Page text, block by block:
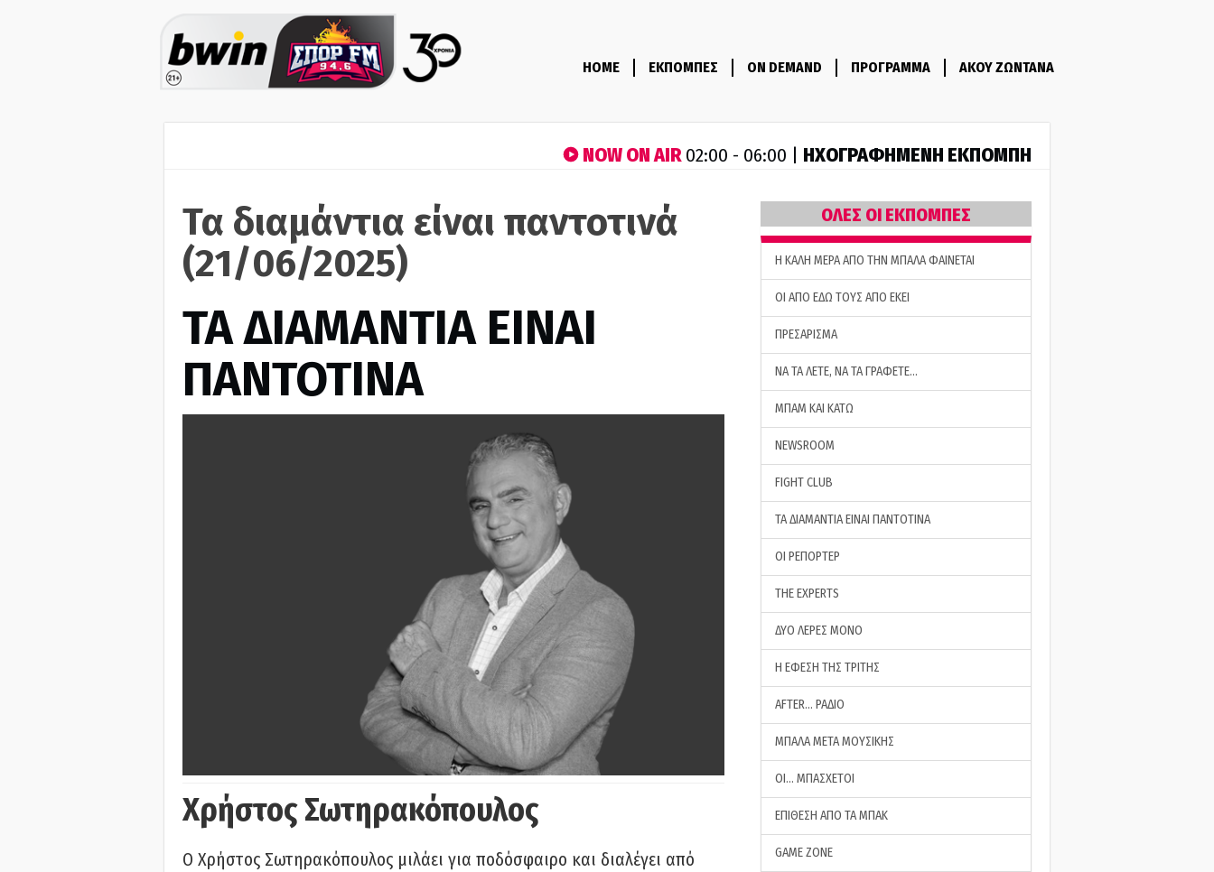
HOME ΕΚΠΟΜΠΕΣ ON DEMAND ΠΡΟΓΡΑΜΜΑ ΑΚΟΥ ΖΩΝΤΑΝΑ
NOW ON AIR02:00 - 06:00 | ΗΧΟΓΡΑΦΗΜΕΝΗ ΕΚΠΟΜΠΗ
Τα διαμάντια είναι παντοτινά
(21/06/2025)
ΤΑ ΔΙΑΜΑΝΤΙΑ ΕΙΝΑΙ
ΠΑΝΤΟΤΙΝΑ
Χρήστος Σωτηρακόπουλος
Ο Χρήστος Σωτηρακόπουλος μιλάει για ποδόσφαιρο και διαλέγει από
ΟΛΕΣ ΟΙ ΕΚΠΟΜΠΕΣ
H ΚΑΛΗ ΜΕΡΑ ΑΠΟ ΤΗΝ ΜΠΑΛΑ ΦΑΙΝΕΤΑΙ
ΟΙ ΑΠΟ ΕΔΩ ΤΟΥΣ ΑΠΟ ΕΚΕΙ
ΠΡΕΣΑΡΙΣΜΑ
ΝΑ ΤΑ ΛΕΤΕ, ΝΑ ΤΑ ΓΡΑΦΕΤΕ…
ΜΠΑΜ ΚΑΙ ΚΑΤΩ
NEWSROOM
FIGHT CLUB
ΤΑ ΔΙΑΜΑΝΤΙΑ ΕΙΝΑΙ ΠΑΝΤΟΤΙΝΑ
ΟΙ ΡΕΠΟΡΤΕΡ
THE EXPERTS
ΔΥΟ ΛΕΡΕΣ ΜΟΝΟ
Η ΕΦΕΣΗ ΤΗΣ ΤΡΙΤΗΣ
AFTER… ΡΑΔΙΟ
ΜΠΑΛΑ ΜΕΤΑ ΜΟΥΣΙΚΗΣ
ΟΙ… ΜΠΑΣΧΕΤΟΙ
ΕΠΙΘΕΣΗ ΑΠΟ ΤΑ ΜΠΑΚ
GAME ZONE